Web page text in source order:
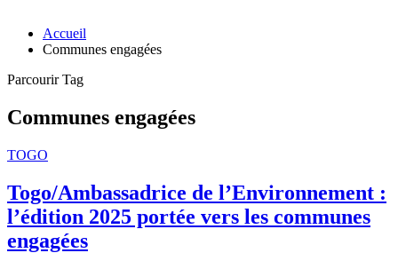
Accueil
Communes engagées
Parcourir Tag
Communes engagées
TOGO
Togo/Ambassadrice de l’Environnement :
l’édition 2025 portée vers les communes
engagées